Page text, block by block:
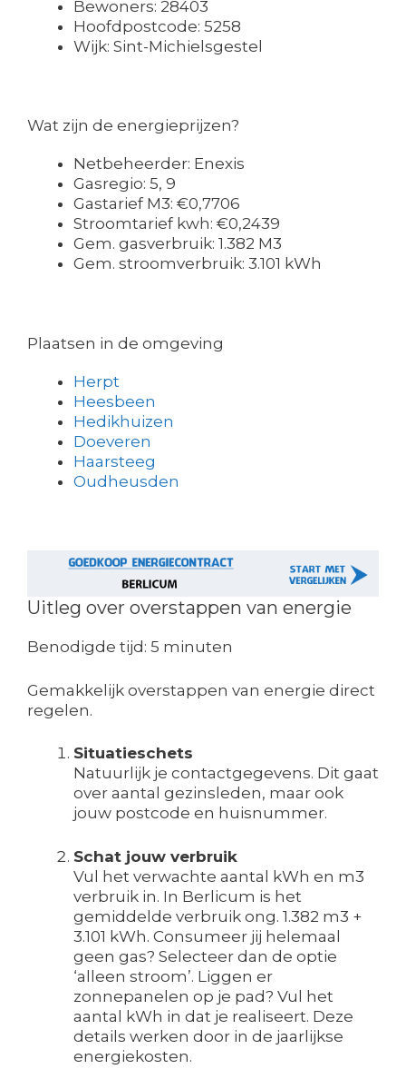
Bewoners: 28403
Hoofdpostcode: 5258
Wijk: Sint-Michielsgestel
Wat zijn de energieprijzen?
Netbeheerder: Enexis
Gasregio: 5, 9
Gastarief M3: €0,7706
Stroomtarief kwh: €0,2439
Gem. gasverbruik: 1.382 M3
Gem. stroomverbruik: 3.101 kWh
Plaatsen in de omgeving
Herpt
Heesbeen
Hedikhuizen
Doeveren
Haarsteeg
Oudheusden
Uitleg over overstappen van energie
Benodigde tijd: 5 minuten
Gemakkelijk overstappen van energie direct
regelen.
Situatieschets
Natuurlijk je contactgegevens. Dit gaat
over aantal gezinsleden, maar ook
jouw postcode en huisnummer.
Schat jouw verbruik
Vul het verwachte aantal kWh en m3
verbruik in. In Berlicum is het
gemiddelde verbruik ong. 1.382 m3 +
3.101 kWh. Consumeer jij helemaal
geen gas? Selecteer dan de optie
‘alleen stroom’. Liggen er
zonnepanelen op je pad? Vul het
aantal kWh in dat je realiseert. Deze
details werken door in de jaarlijkse
energiekosten.